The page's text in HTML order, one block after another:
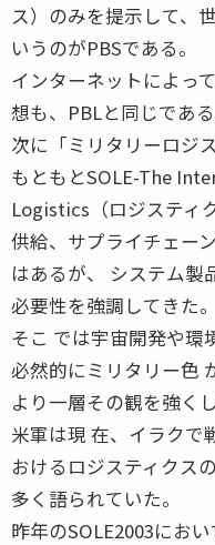
ス）のみを提示して、
いうのがPBSである。
インターネットによっ
想も、PBLと同じである
次に「ミリタリーロジ
もともとSOLE-The
Logistics（ロジスティ
供給、サプライチェー
はあるが、 システム製
必要性を強調してきた。
そこ では宇宙開発や環
必然的にミリタリー色
より一層その観を強くし
米軍は現 在、イラクで
おけるロジスティクス
多く語られていた。
昨年のSOLE2003にお